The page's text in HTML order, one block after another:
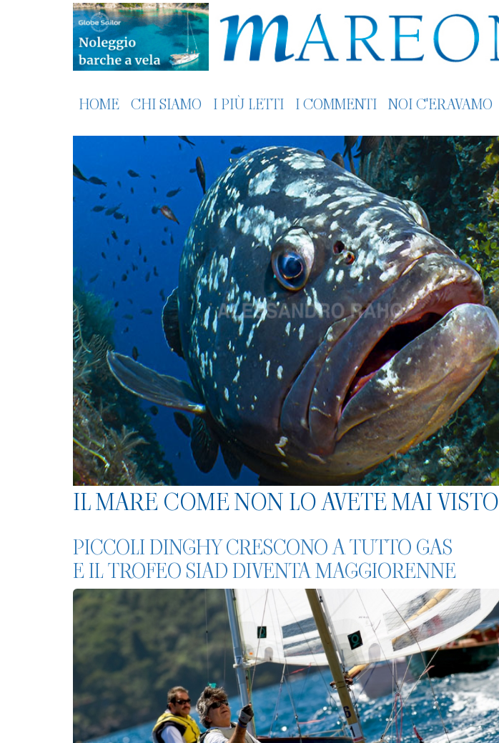
HOME CHI SIAMO I PIÙ LETTI I COMMENTI NOI C'ERAVAMO
IL MARE COME NON LO AVETE MAI VISTO
PICCOLI DINGHY CRESCONO A TUTTO GAS
E IL TROFEO SIAD DIVENTA MAGGIORENNE